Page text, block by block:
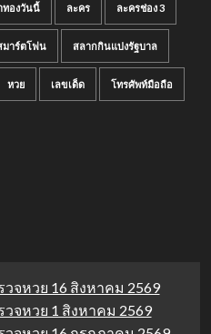
ทองวันนี้ ละคร ละครช่อง 3
มาร์ตโฟน สลากกินแบ่งรัฐบาล
หวย เลขเด็ด โทรศัพท์มือถือ
จหวย 16 สิงหาคม 2569
จหวย 1 สิงหาคม 2569